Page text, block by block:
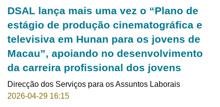
DSAL lança mais uma vez o “Plano de
estágio de produção cinematográfica e
televisiva em Hunan para os jovens de
Macau”, apoiando no desenvolvimento
da carreira profissional dos jovens
Direcção dos Serviços para os Assuntos Laborais
2026-04-29 16:15